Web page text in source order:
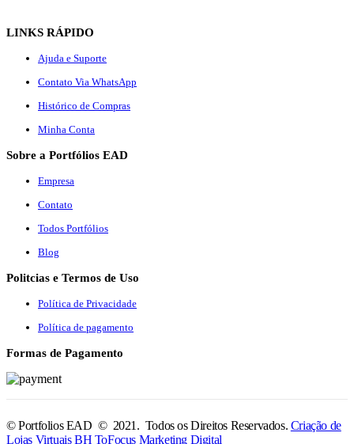
LINKS RÁPIDO
Ajuda e Suporte
Contato Via WhatsApp
Histórico de Compras
Minha Conta
Sobre a Portfólios EAD
Empresa
Contato
Todos Portfólios
Blog
Politcias e Termos de Uso
Política de Privacidade
Política de pagamento
Formas de Pagamento
© Portfolios EAD © 2021. Todos os Direitos Reservados. Criação de
Lojas Virtuais BH ToFocus Marketing Digital